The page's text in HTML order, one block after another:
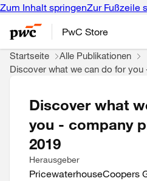
Zum Inhalt springenZur Fußzeile
PwC Store
Startseite
Alle Publikationen
Discover what we can do for
Discover what
you - company
2019
Herausgeber
PricewaterhouseCoopers